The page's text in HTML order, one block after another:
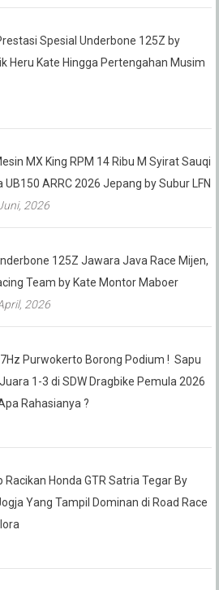
Spesial Underbone 125Z by
Heru Kate Hingga Pertengahan Musim
MX King RPM 14 Ribu M Syirat Sauqi
UB150 ARRC 2026 Jepang by Subur LFN
2026
125Z Jawara Java Race Mijen,
Team by Kate Montor Maboer
2026
Purwokerto Borong Podium ! Sapu
1-3 di SDW Dragbike Pemula 2026
Rahasianya ?
Racikan Honda GTR Satria Tegar By
Yang Tampil Dominan di Road Race